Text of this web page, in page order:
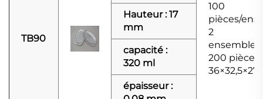
TB90
100
pièces/
2
200
36×32,5×27
Hauteur : 17
mm
capacité :
320 ml
épaisseur :